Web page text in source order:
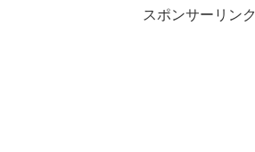
スポンサーリンク